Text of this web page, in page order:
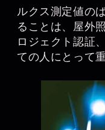
ルクス測定値の
ることは、屋外
ロジェクト認証
ての人にとって